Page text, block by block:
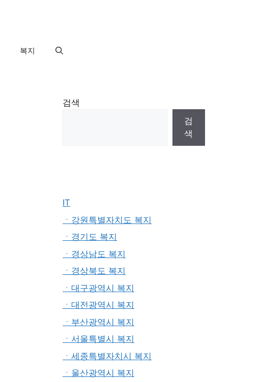
복지
검색
검
색
IT
ㆍ강원특별자치도 복지
ㆍ경기도 복지
ㆍ경상남도 복지
ㆍ경상북도 복지
ㆍ대구광역시 복지
ㆍ대전광역시 복지
ㆍ부산광역시 복지
ㆍ서울특별시 복지
ㆍ세종특별자치시 복지
ㆍ울산광역시 복지